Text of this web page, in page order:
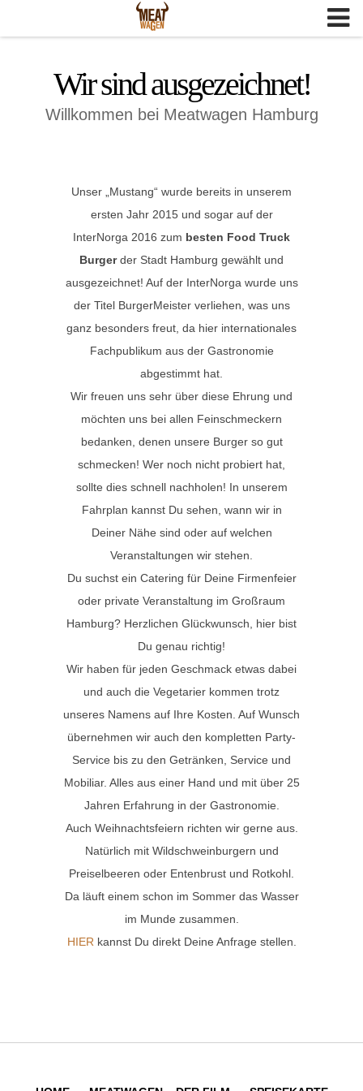
Wir sind ausgezeichnet!
Willkommen bei Meatwagen Hamburg
Unser „Mustang“ wurde bereits in unserem
ersten Jahr 2015 und sogar auf der
InterNorga 2016 zum besten Food Truck
Burgerder Stadt Hamburg gewählt und
ausgezeichnet! Auf der InterNorga wurde uns
der Titel BurgerMeister verliehen, was uns
ganz besonders freut, da hier internationales
Fachpublikum aus der Gastronomie
abgestimmt hat.
Wir freuen uns sehr über diese Ehrung und
möchten uns bei allen Feinschmeckern
bedanken, denen unsere Burger so gut
schmecken! Wer noch nicht probiert hat,
sollte dies schnell nachholen! In unserem
Fahrplan kannst Du sehen, wann wir in
Deiner Nähe sind oder auf welchen
Veranstaltungen wir stehen.
Du suchst ein Catering für Deine Firmenfeier
oder private Veranstaltung im Großraum
Hamburg? Herzlichen Glückwunsch, hier bist
Du genau richtig!
Wir haben für jeden Geschmack etwas dabei
und auch die Vegetarier kommen trotz
unseres Namens auf Ihre Kosten. Auf Wunsch
übernehmen wir auch den kompletten Party-
Service bis zu den Getränken, Service und
Mobiliar. Alles aus einer Hand und mit über 25
Jahren Erfahrung in der Gastronomie.
Auch Weihnachtsfeiern richten wir gerne aus.
Natürlich mit Wildschweinburgern und
Preiselbeeren oder Entenbrust und Rotkohl.
Da läuft einem schon im Sommer das Wasser
im Munde zusammen.
HIER kannst Du direkt Deine Anfrage stellen.